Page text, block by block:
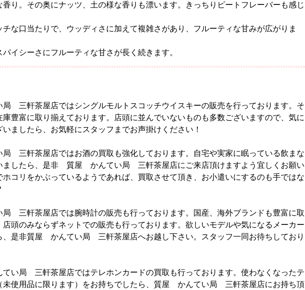
り。その奥にナッツ、土の様な香りも漂います。きっちりピートフレーバーも感じ
チな口当たりで、ウッディさに加えて複雑さがあり、フルーティな甘みが広がりま
イシーさにフルーティな甘さが長く続きます。
三軒茶屋店ではシングルモルトスコッチウイスキーの販売を行っております。そ
豊富に取り揃えております。店頭に並んでいないものも多数ございますので、気に
ましたら、お気軽にスタッフまでお声掛けください！
三軒茶屋店ではお酒の買取も強化しております。自宅や実家に眠っている飲まな
ましたら、是非 質屋 かんてい局 三軒茶屋店にご来店頂けますよう宜しくお願い
コリをかぶっているようであれば、買取させて頂き、お小遣いにするのも手ではな
三軒茶屋店では腕時計の販売も行っております。国産、海外ブランドも豊富に取
店頭のみならずネットでの販売も行っております。欲しいモデルや気になるメーカー
、是非質屋 かんてい局 三軒茶屋店へお越し下さい。スタッフ一同お待ちしており
い局 三軒茶屋店ではテレホンカードの買取も行っております。使わなくなったテ
未使用品に限ります）をお持ちでしたら、質屋 かんてい局 三軒茶屋店にお持ち頂